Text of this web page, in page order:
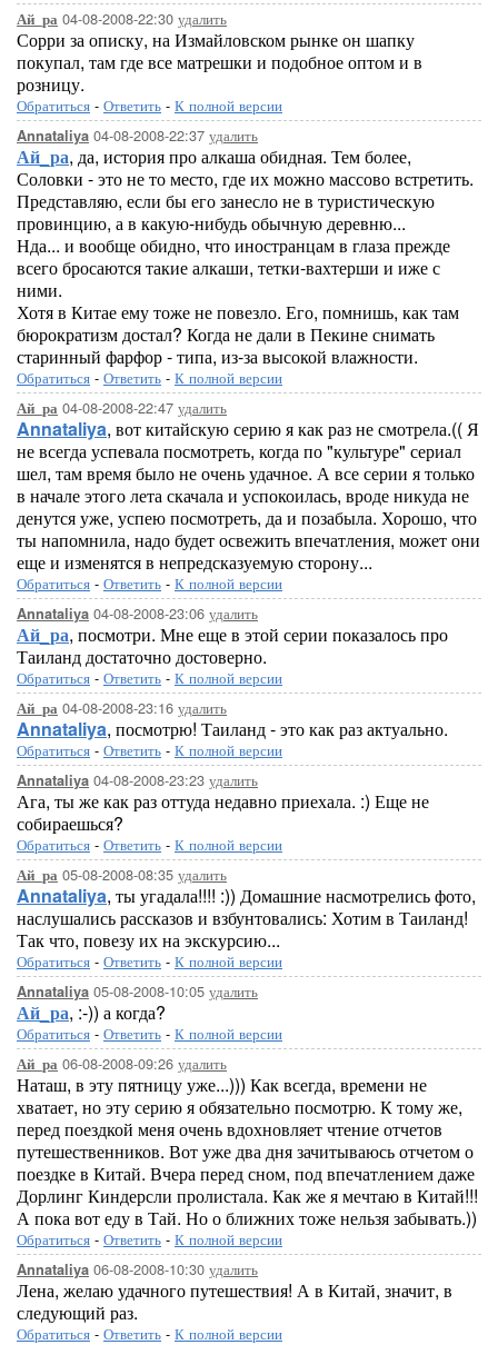
Ай_ра 04-08-2008-22:30 удалить
Сорри за описку, на Измайловском рынке он шапку
покупал, там где все матрешки и подобное оптом и в
розницу.
Обратиться - Ответить - К полной версии
Annataliya 04-08-2008-22:37 удалить
Ай_ра, да, история про алкаша обидная. Тем более,
Соловки - это не то место, где их можно массово встретить.
Представляю, если бы его занесло не в туристическую
провинцию, а в какую-нибудь обычную деревню...
Нда... и вообще обидно, что иностранцам в глаза прежде
всего бросаются такие алкаши, тетки-вахтерши и иже с
ними.
Хотя в Китае ему тоже не повезло. Его, помнишь, как там
бюрократизм достал? Когда не дали в Пекине снимать
старинный фарфор - типа, из-за высокой влажности.
Обратиться - Ответить - К полной версии
Ай_ра 04-08-2008-22:47 удалить
Annataliya, вот китайскую серию я как раз не смотрела.(( Я
не всегда успевала посмотреть, когда по "культуре" сериал
шел, там время было не очень удачное. А все серии я только
в начале этого лета скачала и успокоилась, вроде никуда не
денутся уже, успею посмотреть, да и позабыла. Хорошо, что
ты напомнила, надо будет освежить впечатления, может они
еще и изменятся в непредсказуемую сторону...
Обратиться - Ответить - К полной версии
Annataliya 04-08-2008-23:06 удалить
Ай_ра, посмотри. Мне еще в этой серии показалось про
Таиланд достаточно достоверно.
Обратиться - Ответить - К полной версии
Ай_ра 04-08-2008-23:16 удалить
Annataliya, посмотрю! Таиланд - это как раз актуально.
Обратиться - Ответить - К полной версии
Annataliya 04-08-2008-23:23 удалить
Ага, ты же как раз оттуда недавно приехала. :) Еще не
собираешься?
Обратиться - Ответить - К полной версии
Ай_ра 05-08-2008-08:35 удалить
Annataliya, ты угадала!!!! :)) Домашние насмотрелись фото,
наслушались рассказов и взбунтовались: Хотим в Таиланд!
Так что, повезу их на экскурсию...
Обратиться - Ответить - К полной версии
Annataliya 05-08-2008-10:05 удалить
Ай_ра, :-)) а когда?
Обратиться - Ответить - К полной версии
Ай_ра 06-08-2008-09:26 удалить
Наташ, в эту пятницу уже...))) Как всегда, времени не
хватает, но эту серию я обязательно посмотрю. К тому же,
перед поездкой меня очень вдохновляет чтение отчетов
путешественников. Вот уже два дня зачитываюсь отчетом о
поездке в Китай. Вчера перед сном, под впечатлением даже
Дорлинг Киндерсли пролистала. Как же я мечтаю в Китай!!!
А пока вот еду в Тай. Но о ближних тоже нельзя забывать.))
Обратиться - Ответить - К полной версии
Annataliya 06-08-2008-10:30 удалить
Лена, желаю удачного путешествия! А в Китай, значит, в
следующий раз.
Обратиться - Ответить - К полной версии